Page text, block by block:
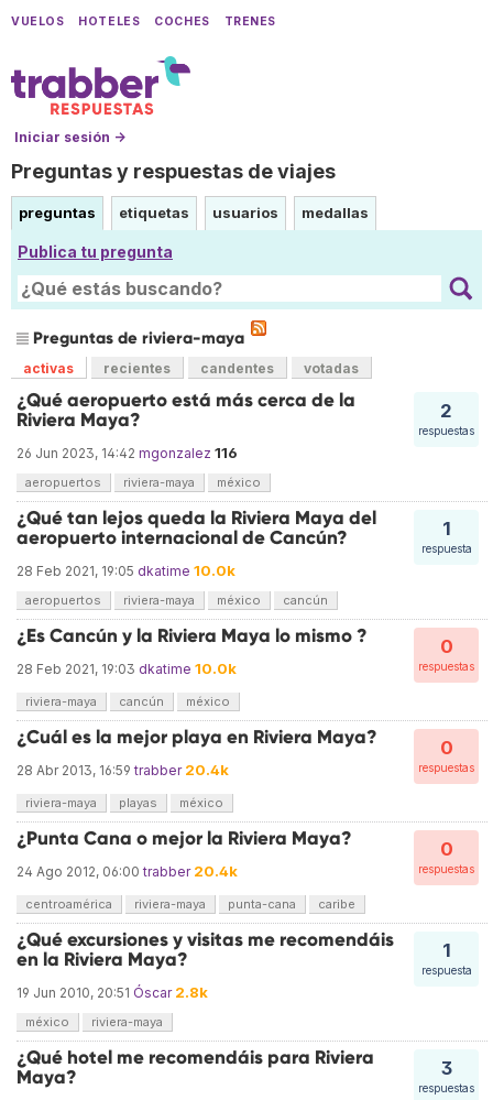
VUELOS HOTELES COCHES TRENES
Iniciar sesión →
Preguntas y respuestas de viajes
preguntas etiquetas usuarios medallas
Publica tu pregunta
Preguntas de riviera-maya
activas recientes candentes votadas
2
respuestas
¿Qué aeropuerto está más cerca de la
Riviera Maya?
26 Jun 2023, 14:42 mgonzalez 116
aeropuertos riviera-maya méxico
1
respuesta
¿Qué tan lejos queda la Riviera Maya del
aeropuerto internacional de Cancún?
28 Feb 2021, 19:05 dkatime 10.0k
aeropuertos riviera-maya méxico cancún
0
respuestas
¿Es Cancún y la Riviera Maya lo mismo ?
28 Feb 2021, 19:03 dkatime 10.0k
riviera-maya cancún méxico
0
respuestas
¿Cuál es la mejor playa en Riviera Maya?
28 Abr 2013, 16:59 trabber 20.4k
riviera-maya playas méxico
0
respuestas
¿Punta Cana o mejor la Riviera Maya?
24 Ago 2012, 06:00 trabber 20.4k
centroamérica riviera-maya punta-cana caribe
1
respuesta
¿Qué excursiones y visitas me recomendáis
en la Riviera Maya?
19 Jun 2010, 20:51 Óscar 2.8k
méxico riviera-maya
3
respuestas
¿Qué hotel me recomendáis para Riviera
Maya?